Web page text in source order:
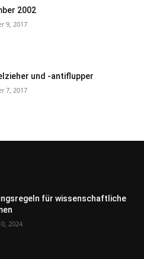
2002
9, 2017
und -antiflupper
7, 2017
für wissenschaftliche
2024